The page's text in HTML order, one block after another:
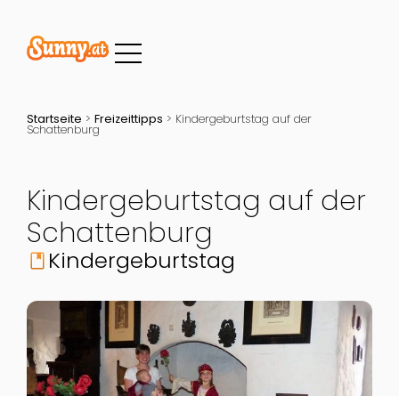
Startseite > Freizeittipps > Kindergeburtstag auf der
Schattenburg
Kindergeburtstag auf der
Schattenburg
book Kindergeburtstag